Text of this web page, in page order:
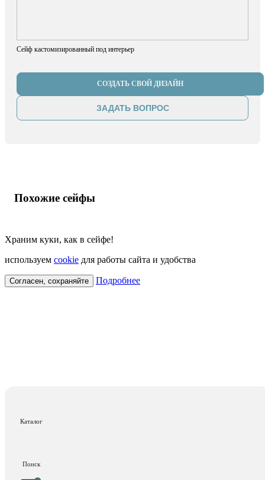
Каталог
Поиск
Сейф кастомизированный под интерьер
СОЗДАТЬ СВОЙ ДИЗАЙН
ЗАДАТЬ ВОПРОС
Похожие сейфы
Храним куки, как в сейфе!
используем cookie для работы сайта и удобства
Согласен, сохраняйте Подробнее